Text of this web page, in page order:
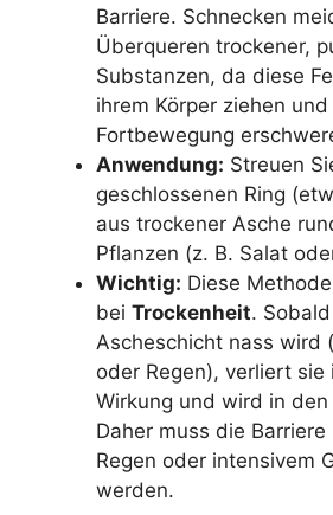
Barriere. Schnecken
Überqueren trockener,
Substanzen, da diese
ihrem Körper ziehen und
Fortbewegung
Anwendung: Streuen
geschlossenen Ring
aus trockener Asche
Pflanzen (z. B. Salat
Wichtig: Diese
bei Trockenheit.
Ascheschicht nass wird
oder Regen), verliert
Wirkung und wird in
Daher muss die
Regen oder intensivem
werden.